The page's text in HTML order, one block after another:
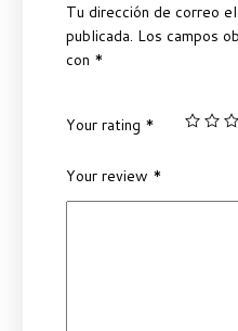
Tu dirección de correo
publicada. Los campos
con *
Your rating *
Your review *